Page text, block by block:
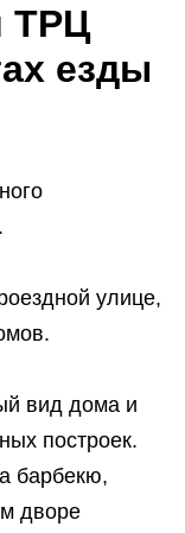
ТРЦ
езды
улице,
вид дома и
построек.
барбекю,
дворе